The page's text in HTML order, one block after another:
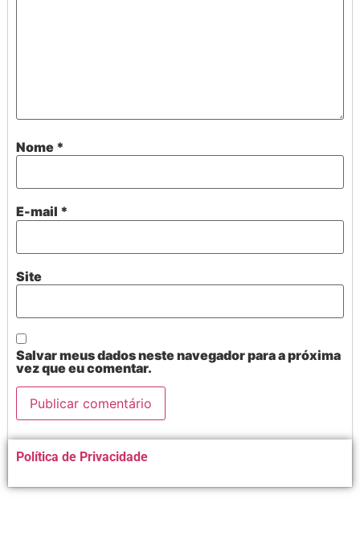
Nome *
E-mail *
Site
Salvar meus dados neste navegador para a próxima
vez que eu comentar.
Alternative:
Política de Privacidade